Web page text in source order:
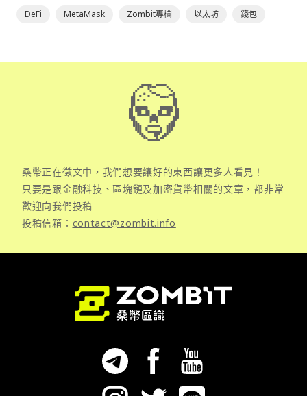
DeFi MetaMask Zombit專欄 以太坊 錢包
桑幣正在徵文中，我們想要讓好的東西讓更多人看見！
只要是跟金融科技、區塊鏈及加密貨幣相關的文章，都非常
歡迎向我們投稿
投稿信箱： contact@zombit.info